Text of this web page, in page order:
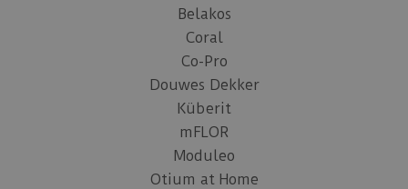
Belakos
Coral
Co-Pro
Douwes Dekker
Küberit
mFLOR
Moduleo
Otium at Home